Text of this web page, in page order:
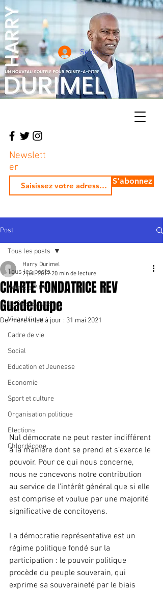
Se connecter
Newslett
er
S'abonnez
Post
Tous les posts
Pointe à Pitre
La Guadeloupe
Vie publique
Cadre de vie
Social
Education et Jeunesse
Economie
Sport et culture
Organisation politique
Elections
Chlordécone
Tous les posts
CHARTE FONDATRICE REV
Guadeloupe
Harry Durimel
2 juil. 2017 20 min de lecture
Dernière mise à jour : 31 mai 2021
Nul démocrate ne peut rester indifférent
à la manière dont se prend et s’exerce le
pouvoir. Pour ce qui nous concerne,
nous ne concevons notre contribution
au service de l’intérêt général que si elle
est comprise et voulue par une majorité
significative de concitoyens.
La démocratie représentative est un
régime politique fondé sur la
participation : le pouvoir politique
procède du peuple souverain, qui
exprime sa souveraineté par le biais